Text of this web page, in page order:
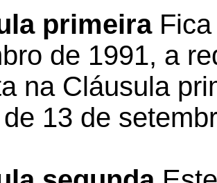
primeiraFica
de 1991, a
na Cláusula
13 de